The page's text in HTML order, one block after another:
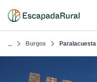
... Burgos Paralacuesta